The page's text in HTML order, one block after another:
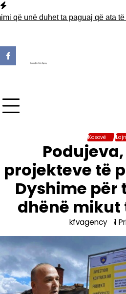
Skip
to
duhet ta paguaj që ata të vijnë
Kosovë
projekteve të
Dyshime për
dhënë mikut
kfvagency 1